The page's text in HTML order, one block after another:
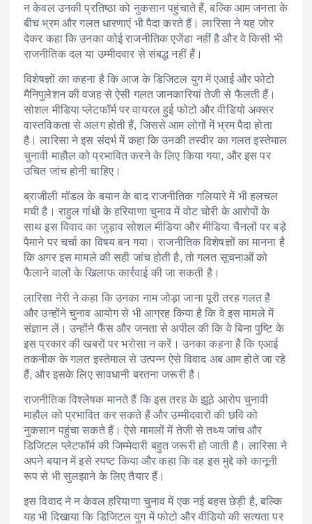
न केवल उनकी प्रतिष्ठा को नुकसान पहुंचाते हैं, बल्कि आम जनता के
बीच भ्रम और गलत धारणाएं भी पैदा करते हैं। लारिसा ने यह जोर
देकर कहा कि उनका कोई राजनीतिक एजेंडा नहीं है और वे किसी भी
राजनीतिक दल या उम्मीदवार से संबद्ध नहीं हैं।
विशेषज्ञों का कहना है कि आज के डिजिटल युग में एआई और फोटो
मैनिपुलेशन की वजह से ऐसी गलत जानकारियां तेजी से फैलती हैं।
सोशल मीडिया प्लेटफॉर्म पर वायरल हुई फोटो और वीडियो अक्सर
वास्तविकता से अलग होती हैं, जिससे आम लोगों में भ्रम पैदा होता
है। लारिसा ने इस संदर्भ में कहा कि उनकी तस्वीर का गलत इस्तेमाल
चुनावी माहौल को प्रभावित करने के लिए किया गया, और इस पर
उचित जांच होनी चाहिए।
ब्राजीली मॉडल के बयान के बाद राजनीतिक गलियारे में भी हलचल
मची है। राहुल गांधी के हरियाणा चुनाव में वोट चोरी के आरोपों के
साथ इस विवाद का जुड़ाव सोशल मीडिया और मीडिया चैनलों पर बड़े
पैमाने पर चर्चा का विषय बन गया। राजनीतिक विशेषज्ञों का मानना है
कि अगर इस मामले की सही जांच होती है, तो गलत सूचनाओं को
फैलाने वालों के खिलाफ कार्रवाई की जा सकती है।
लारिसा नेरी ने कहा कि उनका नाम जोड़ा जाना पूरी तरह गलत है
और उन्होंने चुनाव आयोग से भी आग्रह किया है कि वे इस मामले में
संज्ञान लें। उन्होंने फैंस और जनता से अपील की कि वे बिना पुष्टि के
इस प्रकार की खबरों पर भरोसा न करें। उनका कहना है कि एआई
तकनीक के गलत इस्तेमाल से उत्पन्न ऐसे विवाद अब आम होते जा रहे
हैं, और इसके लिए सावधानी बरतना जरूरी है।
राजनीतिक विश्लेषक मानते हैं कि इस तरह के झूठे आरोप चुनावी
माहौल को प्रभावित कर सकते हैं और उम्मीदवारों की छवि को
नुकसान पहुंचा सकते हैं। ऐसे मामलों में तेजी से तथ्य जांच और
डिजिटल प्लेटफॉर्म की जिम्मेदारी बहुत जरूरी हो जाती है। लारिसा ने
अपने बयान में इसे स्पष्ट किया और कहा कि वह इस मुद्दे को कानूनी
रूप से भी सुलझाने के लिए तैयार हैं।
इस विवाद ने न केवल हरियाणा चुनाव में एक नई बहस छेड़ी है, बल्कि
यह भी दिखाया कि डिजिटल युग में फोटो और वीडियो की सत्यता पर